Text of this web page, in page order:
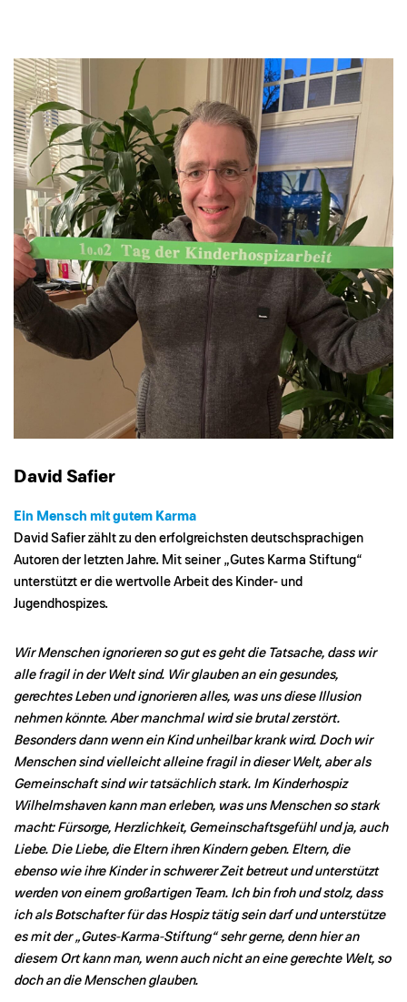
David Safier
Ein Mensch mit gutem Karma
David Safier zählt zu den erfolgreichsten deutschsprachigen
Autoren der letzten Jahre. Mit seiner „Gutes Karma Stiftung“
unterstützt er die wertvolle Arbeit des Kinder- und
Jugendhospizes.
Wir Menschen ignorieren so gut es geht die Tatsache, dass wir
alle fragil in der Welt sind. Wir glauben an ein gesundes,
gerechtes Leben und ignorieren alles, was uns diese Illusion
nehmen könnte. Aber manchmal wird sie brutal zerstört.
Besonders dann wenn ein Kind unheilbar krank wird. Doch wir
Menschen sind vielleicht alleine fragil in dieser Welt, aber als
Gemeinschaft sind wir tatsächlich stark. Im Kinderhospiz
Wilhelmshaven kann man erleben, was uns Menschen so stark
macht: Fürsorge, Herzlichkeit, Gemeinschaftsgefühl und ja, auch
Liebe. Die Liebe, die Eltern ihren Kindern geben. Eltern, die
ebenso wie ihre Kinder in schwerer Zeit betreut und unterstützt
werden von einem großartigen Team. Ich bin froh und stolz, dass
ich als Botschafter für das Hospiz tätig sein darf und unterstütze
es mit der „Gutes-Karma-Stiftung“ sehr gerne, denn hier an
diesem Ort kann man, wenn auch nicht an eine gerechte Welt, so
doch an die Menschen glauben.